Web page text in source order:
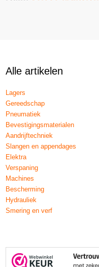
Alle artikelen
Lagers
Gereedschap
Pneumatiek
Bevestigingsmaterialen
Aandrijftechniek
Slangen en appendages
Elektra
Verspaning
Machines
Bescherming
Hydrauliek
Smering en verf